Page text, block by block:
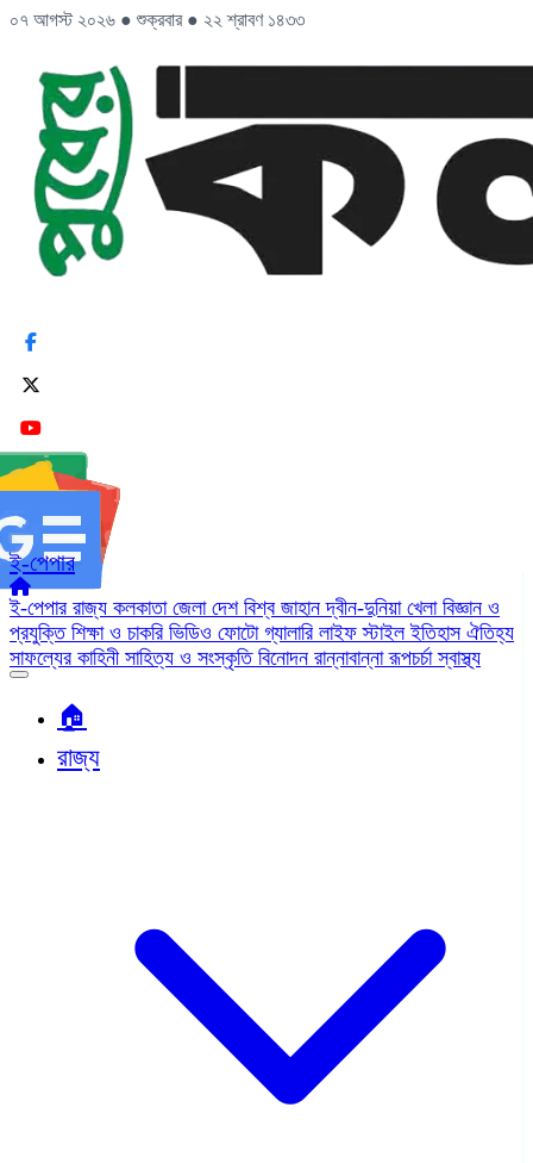
০৭ আগস্ট ২০২৬ ● শুক্রবার ● ২২ শ্রাবণ ১৪৩৩
ই-পেপার
ই-পেপার রাজ্য কলকাতা জেলা দেশ বিশ্ব জাহানদ্বীন-দুনিয়া খেলা বিজ্ঞান ও
প্রযুক্তি শিক্ষা ও চাকরি ভিডিও ফোটো গ্যালারি লাইফ স্টাইলইতিহাস ঐতিহ্য
সাফল্যের কাহিনী সাহিত্য ও সংস্কৃতি বিনোদন রান্নাবান্নারূপচর্চাস্বাস্থ্য
🏠︎
রাজ্য